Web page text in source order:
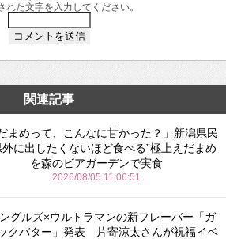
れた文字を入力してください。
関連記事
だまめって、こんなに甘かった？」新潟県民
外に出したくないほど食べる”極上えだまめ
を森のビアガーデンで実食
2026/08/05 11:06:51
グルズ×ウルトラマンの新フレーバー「ガ
クバター」発表 片寄涼太さんが祝福イベ